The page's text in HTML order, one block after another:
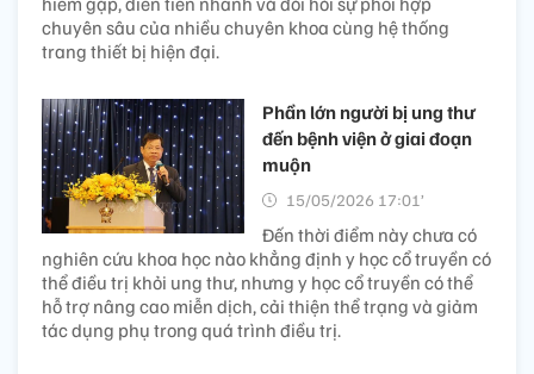
chuyên sâu của nhiều chuyên khoa cùng hệ thống
trang thiết bị hiện đại.
Phần lớn người bị ung thư
đến bệnh viện ở giai đoạn
muộn
15/05/2026 17:01’
Đến thời điểm này chưa có
nghiên cứu khoa học nào khẳng định y học cổ truyền có
thể điều trị khỏi ung thư, nhưng y học cổ truyền có thể
hỗ trợ nâng cao miễn dịch, cải thiện thể trạng và giảm
tác dụng phụ trong quá trình điều trị.